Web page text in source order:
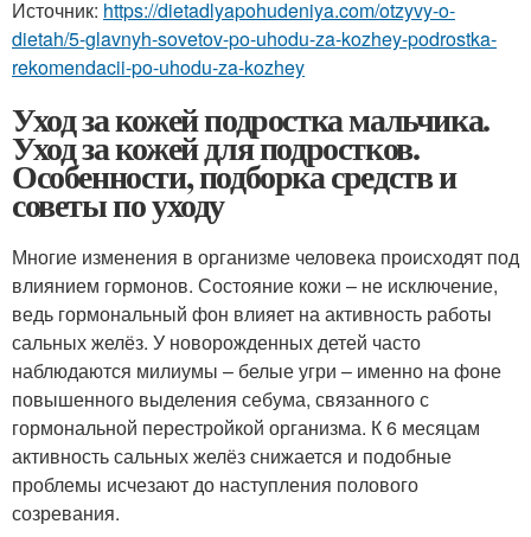
Источник: https://dietadlyapohudeniya.com/otzyvy-o-
dietah/5-glavnyh-sovetov-po-uhodu-za-kozhey-podrostka-
rekomendacii-po-uhodu-za-kozhey
Уход за кожей подростка мальчика.
Уход за кожей для подростков.
Особенности, подборка средств и
советы по уходу
Многие изменения в организме человека происходят под
влиянием гормонов. Состояние кожи – не исключение,
ведь гормональный фон влияет на активность работы
сальных желёз. У новорожденных детей часто
наблюдаются милиумы – белые угри – именно на фоне
повышенного выделения себума, связанного с
гормональной перестройкой организма. К 6 месяцам
активность сальных желёз снижается и подобные
проблемы исчезают до наступления полового
созревания.